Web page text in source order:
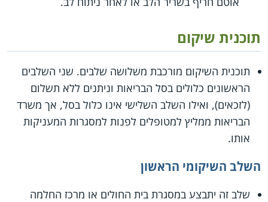
תוכנית שיקום
תוכנית השיקום מורכבת משלושה שלבים. שני השלבים
הראשונים כלולים בסל הבריאות וניתנים ללא תשלום
(לזכאים), ואילו השלב השלישי אינו כלול בסל, אך משרד
הבריאות ממליץ למטופלים לפנות למסגרות המעניקות
אותו.
השלב השיקומי הראשון
שלב זה יתבצע במסגרת בית החולים או מרכז החלמה